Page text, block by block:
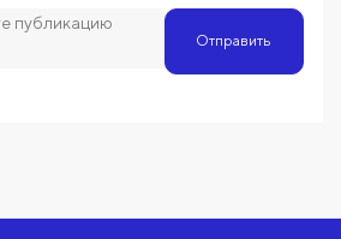
Отправить